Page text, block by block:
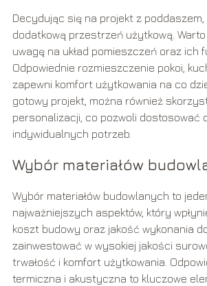
Decydując się na projekt z
dodatkową przestrzeń użytkową.
uwagę na układ pomieszczeń oraz ich
Odpowiednie rozmieszczenie pokoi,
zapewni komfort użytkowania na co
gotowy projekt, można również
personalizacji, co pozwoli dostosować
indywidualnych potrzeb.
Wybór materiałów
Wybór materiałów budowlanych to
najważniejszych aspektów, który
koszt budowy oraz jakość wykonania
zainwestować w wysokiej jakości
trwałość i komfort użytkowania.
termiczna i akustyczna to kluczowe